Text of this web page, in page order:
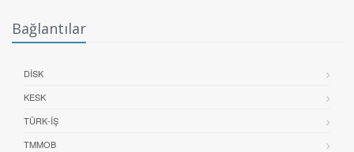
Bağlantılar
DİSK
KESK
TÜRK-İŞ
TMMOB